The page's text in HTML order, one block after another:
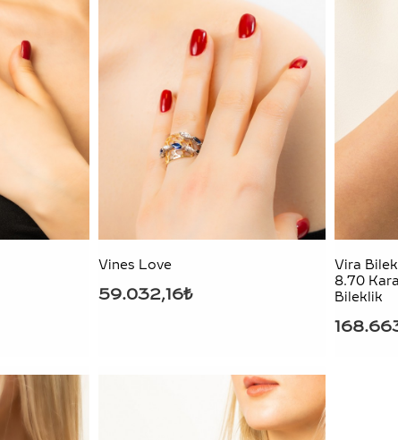
Vines Love
59.032,16₺
Vira
8.70
Bileklik